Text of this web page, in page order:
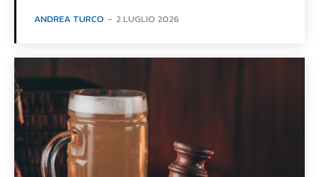
ANDREA TURCO - 2 LUGLIO 2026